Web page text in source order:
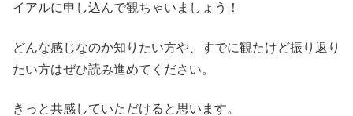
イアルに申し込んで観ちゃいましょう！
どんな感じなのか知りたい方や、すでに観たけど振り返り
たい方はぜひ読み進めてください。
きっと共感していただけると思います。